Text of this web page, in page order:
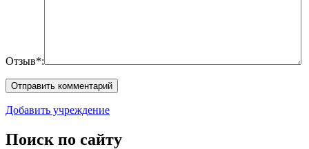
Отзыв*:
Добавить учреждение
Поиск по сайту